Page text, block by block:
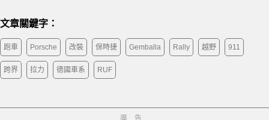
文章關鍵字：
跑車 Porsche 改裝 保時捷 Gemballa Rally 越野 911
跨界 拉力 德國車系 RUF
廣告